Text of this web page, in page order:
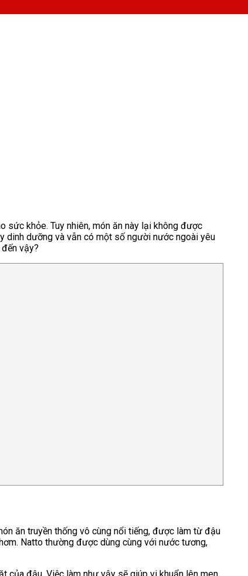
sức khỏe. Tuy nhiên, món ăn này lại không được
dinh dưỡng và vẫn có một số người nước ngoài yêu
vậy?
ăn truyền thống vô cùng nổi tiếng, được làm từ đậu
Natto thường được dùng cùng với nước tương,
của đậu. Việc làm như vậy sẽ giúp vi khuẩn lên men